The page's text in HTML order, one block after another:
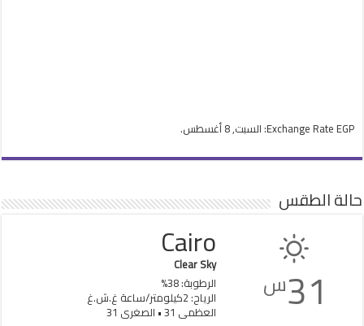
Exchange Rate EGP : السبت, 8 أغسطس.
حالة الطقس
31س
Cairo
Clear Sky
الرطوبة: 38%
الرياح: 2كيلومتر/ساعة غ.ش.غ
العظمى 31 • الصغرى 31